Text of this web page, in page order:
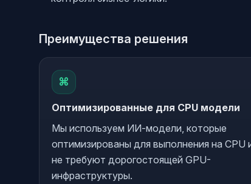
Преимущества решения
⌘
Оптимизированные для CPU модели
Мы используем ИИ-модели, которые
оптимизированы для выполнения на CPU
не требуют дорогостоящей GPU-
инфраструктуры.